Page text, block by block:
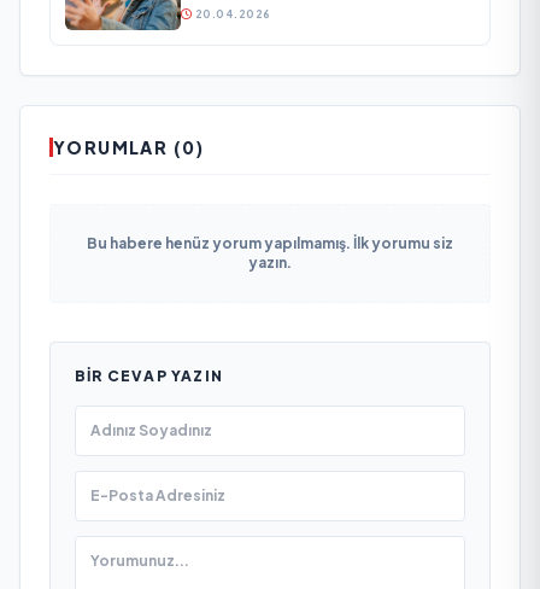
20.04.2026
YORUMLAR (0)
Bu habere henüz yorum yapılmamış. İlk yorumu siz
yazın.
BIR CEVAP YAZIN